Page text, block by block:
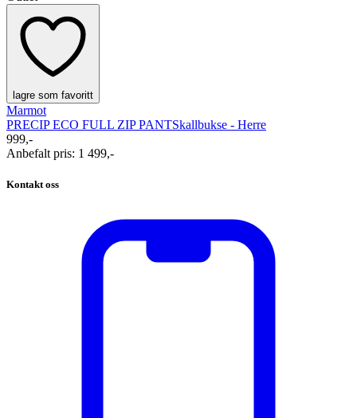
lagre som favoritt
Marmot
PRECIP ECO FULL ZIP PANTSkallbukse - Herre
999,-
Anbefalt pris: 1 499,-
Kontakt oss